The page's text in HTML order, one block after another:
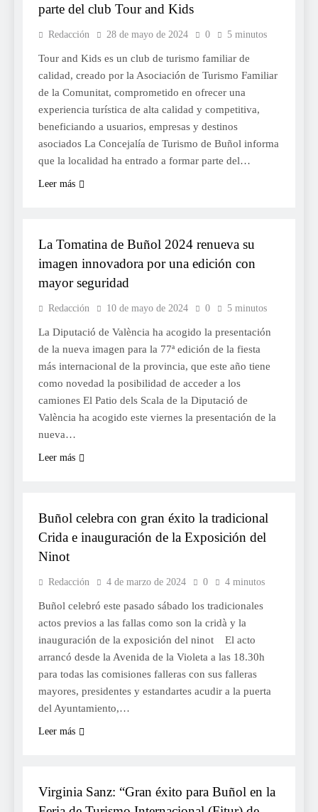
parte del club Tour and Kids
Redacción 28 de mayo de 2024 0 5 minutos
Tour and Kids es un club de turismo familiar de
calidad, creado por la Asociación de Turismo Familiar
de la Comunitat, comprometido en ofrecer una
experiencia turística de alta calidad y competitiva,
beneficiando a usuarios, empresas y destinos
asociados La Concejalía de Turismo de Buñol informa
que la localidad ha entrado a formar parte del…
Leer más
La Tomatina de Buñol 2024 renueva su
imagen innovadora por una edición con
mayor seguridad
Redacción 10 de mayo de 2024 0 5 minutos
La Diputació de València ha acogido la presentación
de la nueva imagen para la 77ª edición de la fiesta
más internacional de la provincia, que este año tiene
como novedad la posibilidad de acceder a los
camiones El Patio dels Scala de la Diputació de
València ha acogido este viernes la presentación de la
nueva…
Leer más
Buñol celebra con gran éxito la tradicional
Crida e inauguración de la Exposición del
Ninot
Redacción 4 de marzo de 2024 0 4 minutos
Buñol celebró este pasado sábado los tradicionales
actos previos a las fallas como son la cridà y la
inauguración de la exposición del ninot El acto
arrancó desde la Avenida de la Violeta a las 18.30h
para todas las comisiones falleras con sus falleras
mayores, presidentes y estandartes acudir a la puerta
del Ayuntamiento,…
Leer más
Virginia Sanz: “Gran éxito para Buñol en la